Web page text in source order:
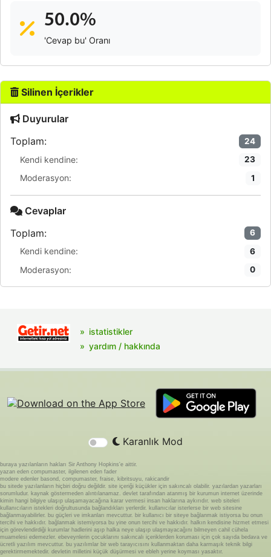
50.0%
'Cevap bu' Oranı
Silinen İçerikler
Duyurular
Toplam:
24
Kendi kendine: 23
Moderasyon: 1
Cevaplar
Toplam:
6
Kendi kendine: 6
Moderasyon: 0
istatistikler
yardım / hakkında
Karanlık Mod
buraya yazılanların hakları Sir Anthony Hopkins'e aittir.
yazan eden compumaster, ilgilenen eden fader
modere edenler basond, compumaster, fraise, kibritsuyu, rakicandir
bu sitede yazılanların hiçbiri doğru değildir. site içeriği küçükler için sakıncalı olabilir. yazılardan yazarları
sorumludur. kaynak göstermeden alıntılanamaz. devlet tarafından atanmış bir kurumun internet üzerinde
kimin hangi bilgiye ulaşıp ulaşamayacağına karar vermesi insan haklarına aykırıdır. web siteleri
kullanıcıların istekleri doğrultusunda bağlandıkları yerlerdir. kullanıcılar isterlerse bir web sitesine
bağlanmayabilirler. bu güçleri ve imkanları mevcuttur. bir kullanıcı bir siteye bağlanmak istiyorsa bu onun
tercihi ve hakkıdır. bağlanmak istemiyorsa bu yine onun tercihi ve hakkıdır. halkın kendisine hizmet etmesi
için görevlendirdiği kurumlar hadlerini aşıp halka neye ulaşıp ulaşmayacağını bilmeyen cahil cühela
muamelesi edemezler. ebeveynlerin çocuklarını sakıncalı içeriklerden koruması için çok sayıda bedava ve
ücretli yazılım mevcuttur. bu yazılımlar bir web tarayıcısını kullanmaktan daha karmaşık teknik bilgi
gerektirmemektedir. devletin milletini küçük düşürmesi ve ebleh yerine koyması yasaktır.